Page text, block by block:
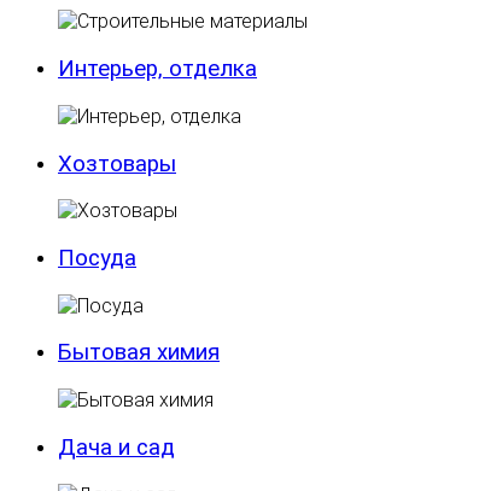
Интерьер, отделка
Хозтовары
Посуда
Бытовая химия
Дача и сад